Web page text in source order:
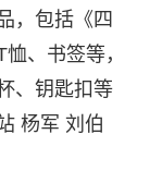
，包括《四
、书签等，
、钥匙扣等
杨军 刘伯